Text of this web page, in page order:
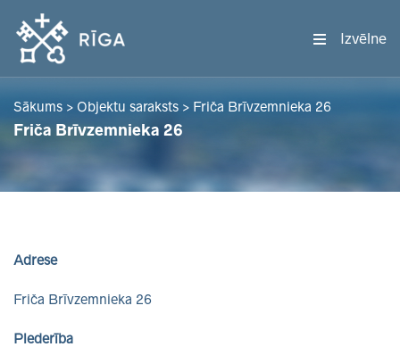
Izvēlne
Sākums > Objektu saraksts > Friča Brīvzemnieka 26
Friča Brīvzemnieka 26
Adrese
Friča Brīvzemnieka 26
Piederība